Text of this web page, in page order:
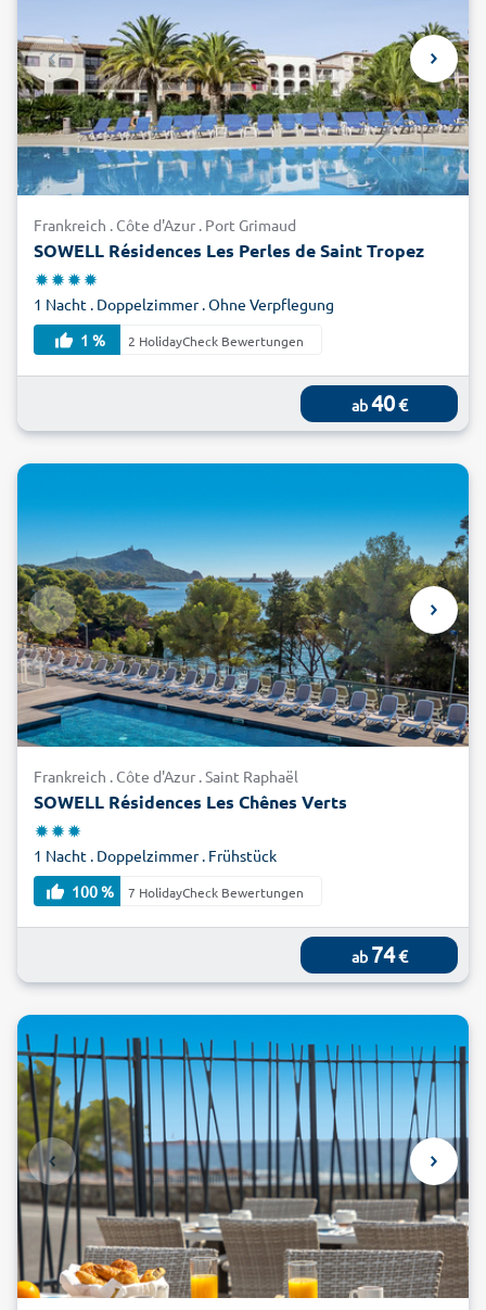
Frankreich . Côte d'Azur . Port Grimaud
SOWELL Résidences Les Perles de Saint Tropez
1 Nacht . Doppelzimmer . Ohne Verpflegung
1 %
2 HolidayCheck Bewertungen
ab40€
Frankreich . Côte d'Azur . Saint Raphaël
SOWELL Résidences Les Chênes Verts
1 Nacht . Doppelzimmer . Frühstück
100 %
7 HolidayCheck Bewertungen
ab 74€